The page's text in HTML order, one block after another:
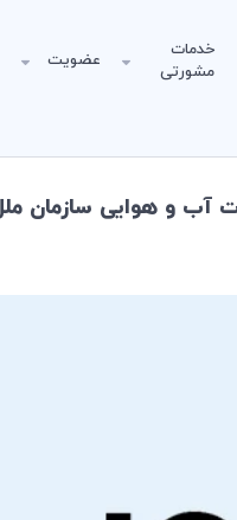
خدمات
مشورتی
عضویت